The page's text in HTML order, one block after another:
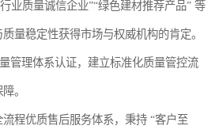
业质量诚信企业”“绿色建材推荐产品” 等
量稳定性获得市场与权威机构的肯定。
管理体系认证，建立标准化质量管控流
。
程优质售后服务体系，秉持 “客户至